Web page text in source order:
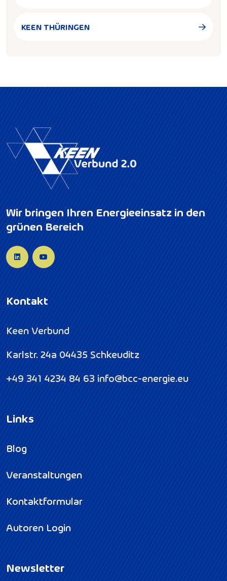
KEEN THÜRINGEN
Wir bringen Ihren Energieeinsatz in den
grünen Bereich
Kontakt
Keen Verbund
Karlstr. 24a 04435 Schkeuditz
+49 341 4234 84 63 info@bcc-energie.eu
Links
Blog
Veranstaltungen
Kontaktformular
Autoren Login
Newsletter